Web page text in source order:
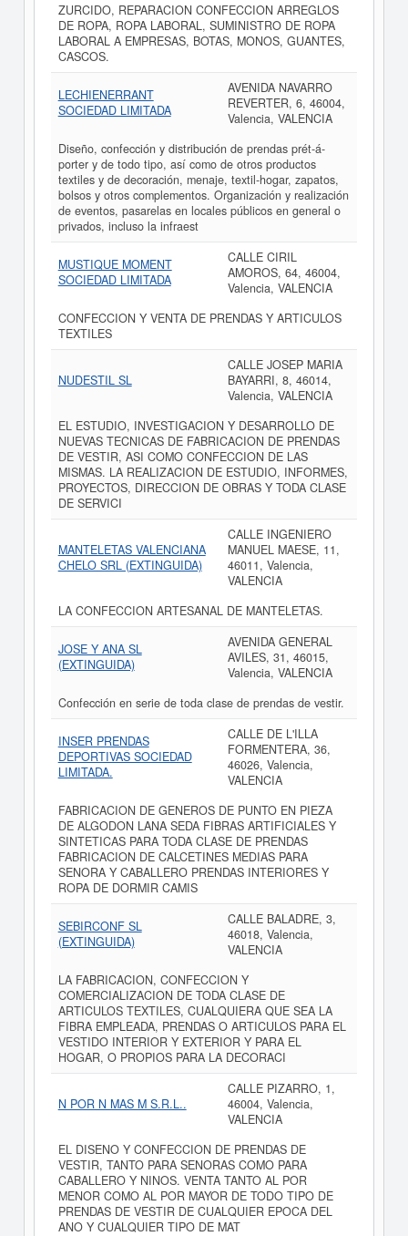
ZURCIDO, REPARACION CONFECCION ARREGLOS
DE ROPA, ROPA LABORAL, SUMINISTRO DE ROPA
LABORAL A EMPRESAS, BOTAS, MONOS, GUANTES,
CASCOS.
LECHIENERRANT
SOCIEDAD LIMITADA
AVENIDA NAVARRO
REVERTER, 6, 46004,
Valencia, VALENCIA
Diseño, confección y distribución de prendas prét-á-
porter y de todo tipo, así como de otros productos
textiles y de decoración, menaje, textil-hogar, zapatos,
bolsos y otros complementos. Organización y realización
de eventos, pasarelas en locales públicos en general o
privados, incluso la infraest
MUSTIQUE MOMENT
SOCIEDAD LIMITADA
CALLE CIRIL
AMOROS, 64, 46004,
Valencia, VALENCIA
CONFECCION Y VENTA DE PRENDAS Y ARTICULOS
TEXTILES
NUDESTIL SL
CALLE JOSEP MARIA
BAYARRI, 8, 46014,
Valencia, VALENCIA
EL ESTUDIO, INVESTIGACION Y DESARROLLO DE
NUEVAS TECNICAS DE FABRICACION DE PRENDAS
DE VESTIR, ASI COMO CONFECCION DE LAS
MISMAS. LA REALIZACION DE ESTUDIO, INFORMES,
PROYECTOS, DIRECCION DE OBRAS Y TODA CLASE
DE SERVICI
MANTELETAS VALENCIANA
CHELO SRL (EXTINGUIDA)
CALLE INGENIERO
MANUEL MAESE, 11,
46011, Valencia,
VALENCIA
LA CONFECCION ARTESANAL DE MANTELETAS.
JOSE Y ANA SL
(EXTINGUIDA)
AVENIDA GENERAL
AVILES, 31, 46015,
Valencia, VALENCIA
Confección en serie de toda clase de prendas de vestir.
INSER PRENDAS
DEPORTIVAS SOCIEDAD
LIMITADA.
CALLE DE L'ILLA
FORMENTERA, 36,
46026, Valencia,
VALENCIA
FABRICACION DE GENEROS DE PUNTO EN PIEZA
DE ALGODON LANA SEDA FIBRAS ARTIFICIALES Y
SINTETICAS PARA TODA CLASE DE PRENDAS
FABRICACION DE CALCETINES MEDIAS PARA
SENORA Y CABALLERO PRENDAS INTERIORES Y
ROPA DE DORMIR CAMIS
SEBIRCONF SL
(EXTINGUIDA)
CALLE BALADRE, 3,
46018, Valencia,
VALENCIA
LA FABRICACION, CONFECCION Y
COMERCIALIZACION DE TODA CLASE DE
ARTICULOS TEXTILES, CUALQUIERA QUE SEA LA
FIBRA EMPLEADA, PRENDAS O ARTICULOS PARA EL
VESTIDO INTERIOR Y EXTERIOR Y PARA EL
HOGAR, O PROPIOS PARA LA DECORACI
N POR N MAS M S.R.L..
CALLE PIZARRO, 1,
46004, Valencia,
VALENCIA
EL DISENO Y CONFECCION DE PRENDAS DE
VESTIR, TANTO PARA SENORAS COMO PARA
CABALLERO Y NINOS. VENTA TANTO AL POR
MENOR COMO AL POR MAYOR DE TODO TIPO DE
PRENDAS DE VESTIR DE CUALQUIER EPOCA DEL
ANO Y CUALQUIER TIPO DE MAT